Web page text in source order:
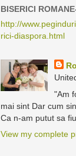
BISERICI
http://
rici-diaspora.html
"Am
mai sint Dar cum
Ca n-am putut sa
View my complete